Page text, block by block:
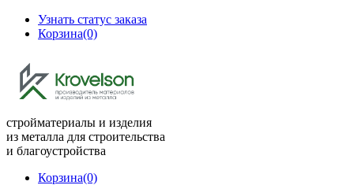
Узнать статус заказа
Корзина(0)
стройматериалы и изделия
из металла для строительства
и благоустройства
Корзина(0)